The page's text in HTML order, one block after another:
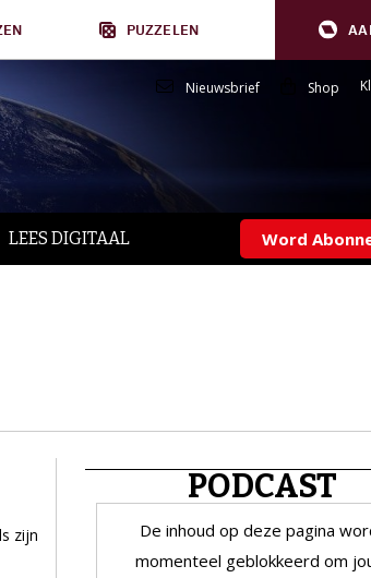
PUZZELEN
Nieuwsbrief Shop
LEES DIGITAAL Word
zijn
PODCAST
De inhoud op deze pagina
momenteel geblokkeerd om